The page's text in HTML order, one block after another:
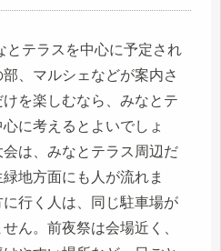
とテラスを中心に予定され
、マルシェなどが案内さ
を楽しむなら、みなとテ
に考えるとよいでしょ
は、みなとテラス周辺だ
地方面にも人が流れま
行く人は、同じ駐車場が
ん。前夜祭は会場近く、